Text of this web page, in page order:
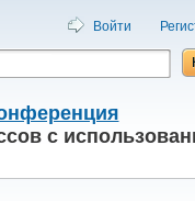
Войти
с